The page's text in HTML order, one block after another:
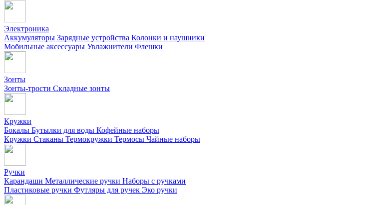
Электроника
Аккумуляторы Зарядные устройства Колонки и наушники
Мобильные аксессуары Увлажнители Флешки
Зонты
Зонты-трости Складные зонты
Кружки
Бокалы Бутылки для воды Кофейные наборы
Кружки Стаканы Термокружки Термосы Чайные наборы
Ручки
Карандаши Металлические ручки Наборы с ручками
Пластиковые ручки Футляры для ручек Эко ручки